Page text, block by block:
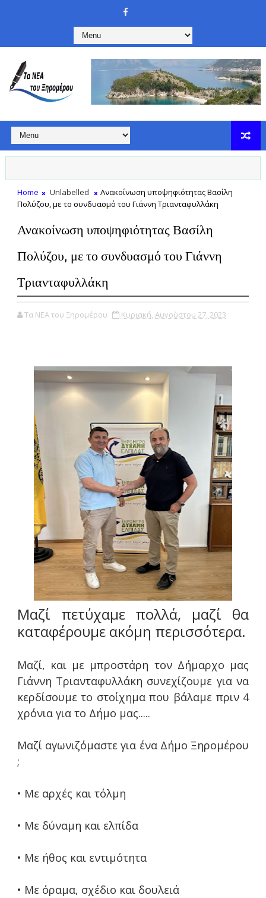
Home Unlabelled
Ανακοίνωση υποψηφιότητας Βασίλη
Πολύζου, με το συνδυασμό του Γιάννη Τριανταφυλλάκη
Ανακοίνωση υποψηφιότητας Βασίλη
Πολύζου, με το συνδυασμό του Γιάννη
Τριανταφυλλάκη
Τα ΝΕΑ του Ξηρομέρου Κυριακή, Αυγούστου 27, 2023
Μαζί πετύχαμε πολλά, μαζί θα
καταφέρουμε ακόμη περισσότερα.
Μαζί, και με μπροστάρη τον Δήμαρχο μας
Γιάννη Τριανταφυλλάκη συνεχίζουμε για να
κερδίσουμε το στοίχημα που βάλαμε πριν 4
χρόνια για το Δήμο μας.....
Μαζί αγωνιζόμαστε για ένα Δήμο Ξηρομέρου
;
• Με αρχές και τόλμη
• Με δύναμη και ελπίδα
• Με ήθος και εντιμότητα
• Με όραμα, σχέδιο και δουλειά